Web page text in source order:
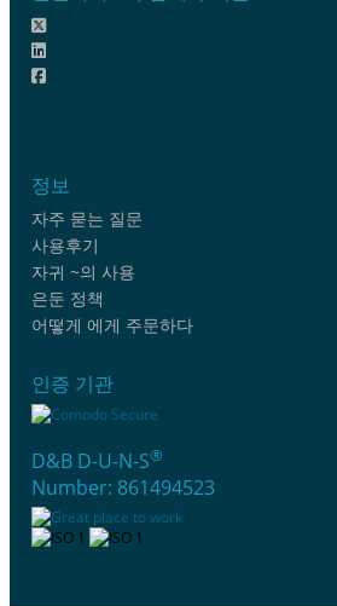
정보
자주 묻는 질문
사용후기
자귀 ~의 사용
은둔 정책
어떻게 에게 주문하다
인증 기관
D&B D-U-N-S®
Number: 861494523